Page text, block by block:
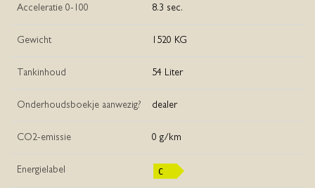
Acceleratie 0-100 8.3 sec.
Gewicht 1520 KG
Tankinhoud 54 Liter
Onderhoudsboekje aanwezig? dealer
CO2-emissie 0 g/km
Energielabel